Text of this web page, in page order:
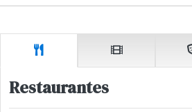
Restaurantes